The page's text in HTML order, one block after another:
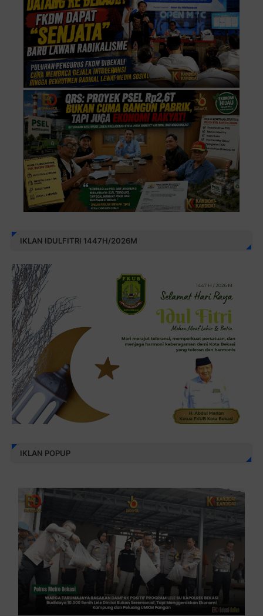
IKLAN IDULFITRI 1447H/2026M
IKLAN POPUP